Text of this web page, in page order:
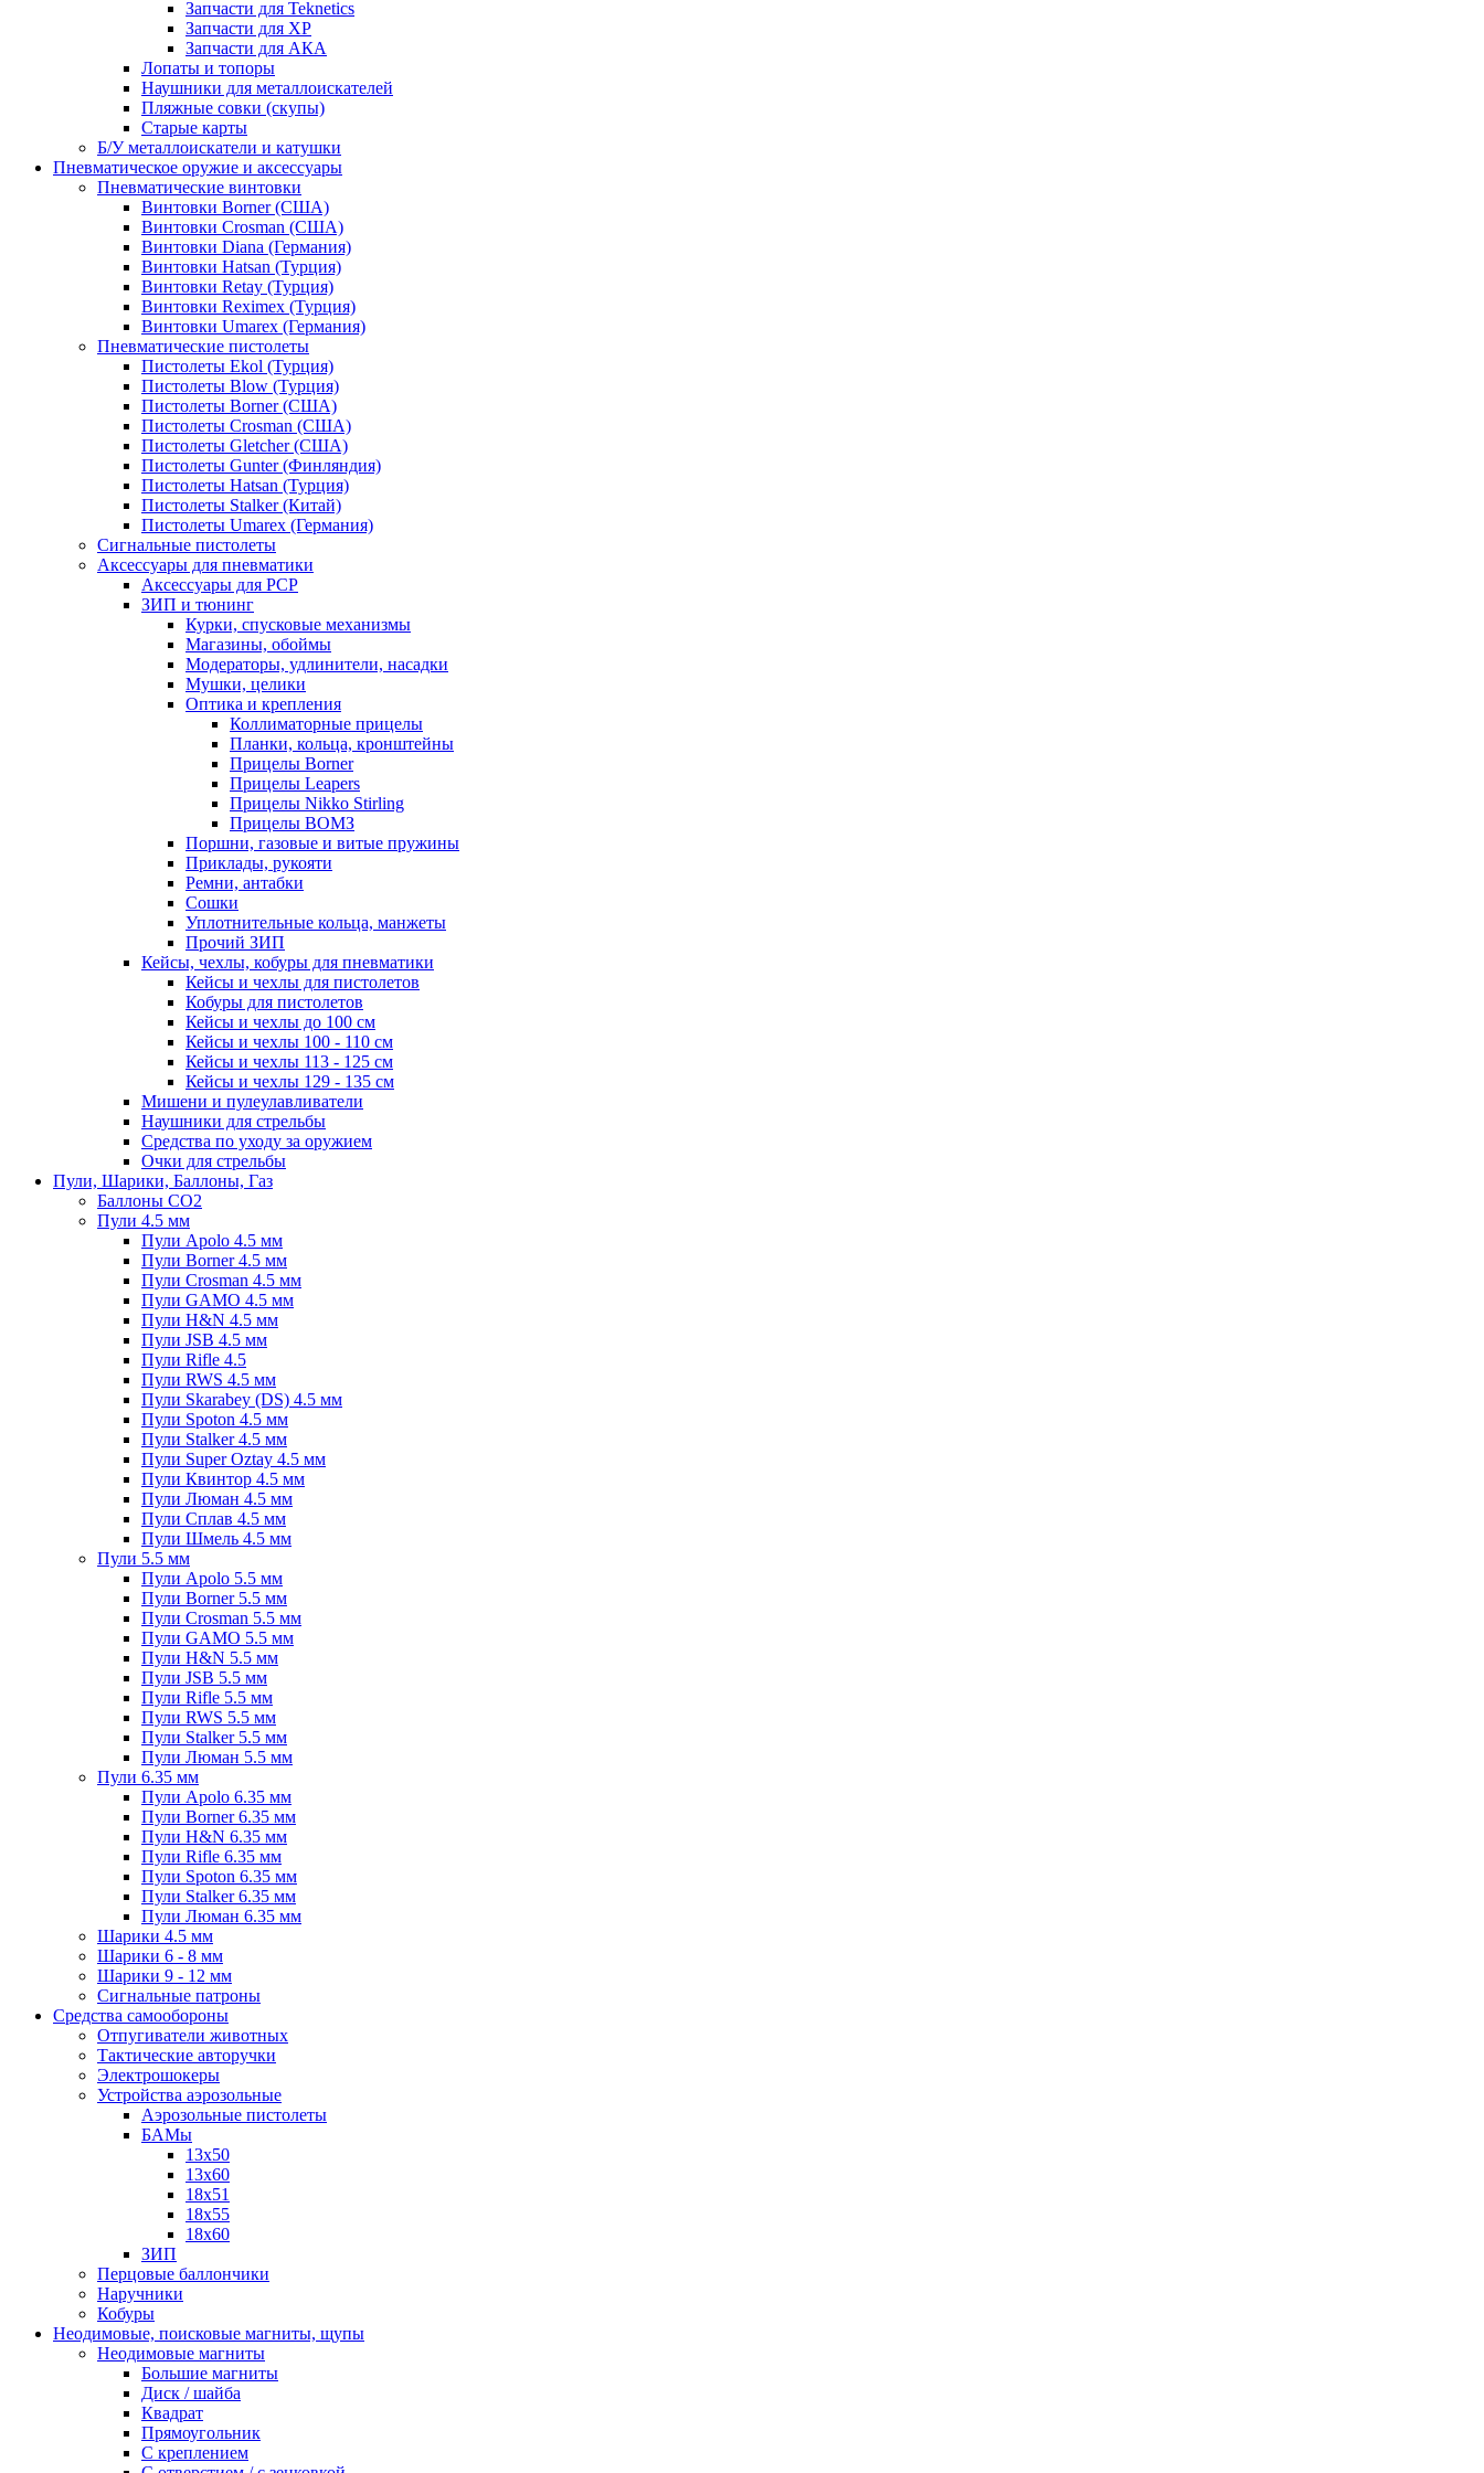
Запчасти для Teknetics
Запчасти для XP
Запчасти для АКА
Лопаты и топоры
Наушники для металлоискателей
Пляжные совки (скупы)
Старые карты
Б/У металлоискатели и катушки
Пневматическое оружие и аксессуары
Пневматические винтовки
Винтовки Borner (США)
Винтовки Crosman (США)
Винтовки Diana (Германия)
Винтовки Hatsan (Турция)
Винтовки Retay (Турция)
Винтовки Reximex (Турция)
Винтовки Umarex (Германия)
Пневматические пистолеты
Пистолеты Ekol (Турция)
Пистолеты Blow (Турция)
Пистолеты Borner (США)
Пистолеты Crosman (США)
Пистолеты Gletcher (США)
Пистолеты Gunter (Финляндия)
Пистолеты Hatsan (Турция)
Пистолеты Stalker (Китай)
Пистолеты Umarex (Германия)
Сигнальные пистолеты
Аксессуары для пневматики
Аксессуары для PCP
ЗИП и тюнинг
Курки, спусковые механизмы
Магазины, обоймы
Модераторы, удлинители, насадки
Мушки, целики
Оптика и крепления
Коллиматорные прицелы
Планки, кольца, кронштейны
Прицелы Borner
Прицелы Leapers
Прицелы Nikko Stirling
Прицелы ВОМЗ
Поршни, газовые и витые пружины
Приклады, рукояти
Ремни, антабки
Сошки
Уплотнительные кольца, манжеты
Прочий ЗИП
Кейсы, чехлы, кобуры для пневматики
Кейсы и чехлы для пистолетов
Кобуры для пистолетов
Кейсы и чехлы до 100 см
Кейсы и чехлы 100 - 110 см
Кейсы и чехлы 113 - 125 см
Кейсы и чехлы 129 - 135 см
Мишени и пулеулавливатели
Наушники для стрельбы
Средства по уходу за оружием
Очки для стрельбы
Пули, Шарики, Баллоны, Газ
Баллоны CO2
Пули 4.5 мм
Пули Apolo 4.5 мм
Пули Borner 4.5 мм
Пули Crosman 4.5 мм
Пули GAMO 4.5 мм
Пули H&N 4.5 мм
Пули JSB 4.5 мм
Пули Rifle 4.5
Пули RWS 4.5 мм
Пули Skarabey (DS) 4.5 мм
Пули Spoton 4.5 мм
Пули Stalker 4.5 мм
Пули Super Oztay 4.5 мм
Пули Квинтор 4.5 мм
Пули Люман 4.5 мм
Пули Сплав 4.5 мм
Пули Шмель 4.5 мм
Пули 5.5 мм
Пули Apolo 5.5 мм
Пули Borner 5.5 мм
Пули Crosman 5.5 мм
Пули GAMO 5.5 мм
Пули H&N 5.5 мм
Пули JSB 5.5 мм
Пули Rifle 5.5 мм
Пули RWS 5.5 мм
Пули Stalker 5.5 мм
Пули Люман 5.5 мм
Пули 6.35 мм
Пули Apolo 6.35 мм
Пули Borner 6.35 мм
Пули H&N 6.35 мм
Пули Rifle 6.35 мм
Пули Spoton 6.35 мм
Пули Stalker 6.35 мм
Пули Люман 6.35 мм
Шарики 4.5 мм
Шарики 6 - 8 мм
Шарики 9 - 12 мм
Сигнальные патроны
Средства самообороны
Отпугиватели животных
Тактические авторучки
Электрошокеры
Устройства аэрозольные
Аэрозольные пистолеты
БАМы
13х50
13х60
18х51
18х55
18х60
ЗИП
Перцовые баллончики
Наручники
Кобуры
Неодимовые, поисковые магниты, щупы
Неодимовые магниты
Большие магниты
Диск / шайба
Квадрат
Прямоугольник
С креплением